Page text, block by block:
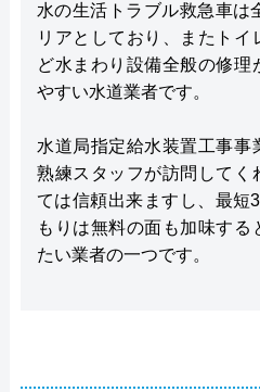
水の生活トラブル救急車は
リアとしており、またト
ど水まわり設備全般の修理
やすい水道業者です。
水道局指定給水装置工事事
熟練スタッフが訪問してく
ては信頼出来ますし、最短
もりは無料の面も加味する
たい業者の一つです。